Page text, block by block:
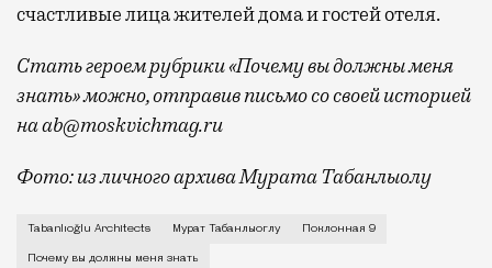
счастливые лица жителей дома и гостей отеля.
Стать героем рубрики «Почему вы должны меня
знать» можно, отправив письмо со своей историей
на ab@moskvichmag.ru
Фото: из личного архива Мурата Табанлыолу
Я родился в Стамбуле. Мои родители тогда жили в
Tabanlıoğlu Architects Мурат Табанлыоглу Поклонная 9
Почему вы должны меня знать